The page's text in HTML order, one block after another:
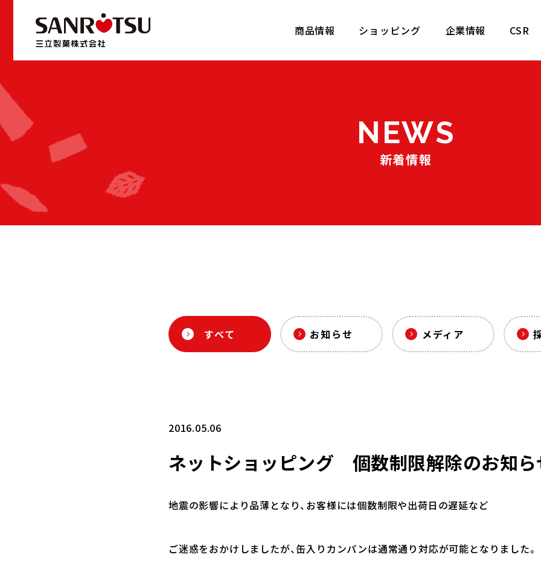
商品情報 ショッピング 企業情報 CSR
NEWS
新着情報
すべて お知らせ メディア
2016.05.06
ネットショッピング 個数制限解除のお知ら
地震の影響により品薄となり、お客様には個数制限や出荷日の遅延など
ご迷惑をおかけしましたが、缶入りカンパンは通常通り対応が可能となりました。